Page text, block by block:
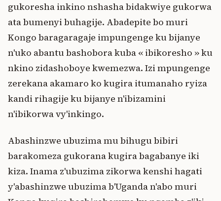
gukoresha inkino nshasha bidakwiye gukorwa
ata bumenyi buhagije. Abadepite bo muri
Kongo baragaragaje impungenge ku bijanye
n'uko abantu bashobora kuba « ibikoresho » ku
nkino zidashoboye kwemezwa. Izi mpungenge
zerekana akamaro ko kugira itumanaho ryiza
kandi rihagije ku bijanye n'ibizamini
n'ibikorwa vy'inkingo.
Abashinzwe ubuzima mu bihugu bibiri
barakomeza gukorana kugira bagabanye iki
kiza. Inama z'ubuzima zikorwa kenshi hagati
y'abashinzwe ubuzima b'Uganda n'abo muri